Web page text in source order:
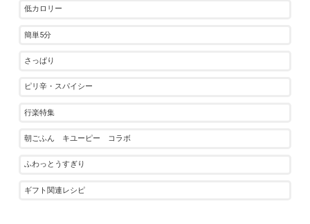
低カロリー
簡単5分
さっぱり
ピリ辛・スパイシー
行楽特集
朝ごふん キユーピー コラボ
ふわっとうすぎり
ギフト関連レシピ